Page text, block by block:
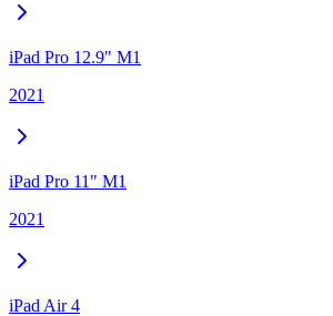
iPad Pro 12.9" M1
2021
iPad Pro 11" M1
2021
iPad Air 4